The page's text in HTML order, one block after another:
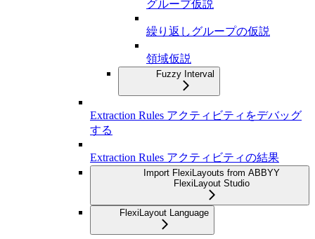
グループ仮説
繰り返しグループの仮説
領域仮説
Fuzzy Interval
Extraction Rules アクティビティをデバッグ
する
Extraction Rules アクティビティの結果
Import FlexiLayouts from ABBYY
FlexiLayout Studio
FlexiLayout Language